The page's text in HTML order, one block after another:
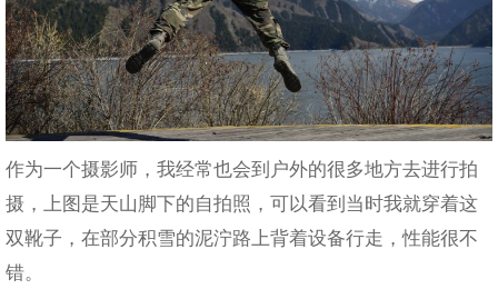
作为一个摄影师，我经常也会到户外的很多地方去进行拍
摄，上图是天山脚下的自拍照，可以看到当时我就穿着这
双靴子，在部分积雪的泥泞路上背着设备行走，性能很不
错。